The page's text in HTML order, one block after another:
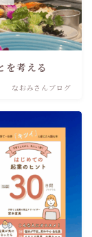
を考える
なおみさんブログ